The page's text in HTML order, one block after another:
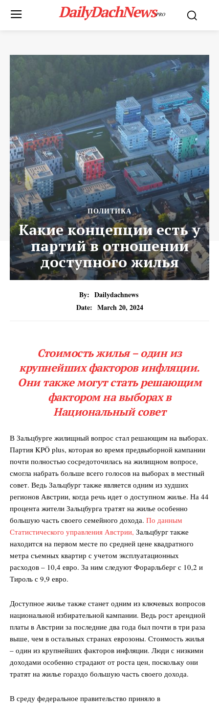
DailyDachNewsPRO
ПОЛИТИКА
Какие концепции есть у
партий в отношении
доступного жилья
By: Dailydachnews
Date: March 20, 2024
Стоимость жилья – один из
крупнейших факторов инфляции.
Они также могут стать решающим
фактором на выборах в
Национальный совет
В Зальцбурге жилищный вопрос стал решающим на выборах.
Партия KPÖ plus, которая во время предвыборной кампании
почти полностью сосредоточилась на жилищном вопросе,
смогла набрать больше всего голосов на выборах в местный
совет. Ведь Зальцбург также является одним из худших
регионов Австрии, когда речь идет о доступном жилье. На 44
процента жители Зальцбурга тратят на жилье особенно
большую часть своего семейного дохода. По данным
Статистического управления Австрии, Зальцбург также
находится на первом месте по средней цене квадратного
метра съемных квартир с учетом эксплуатационных
расходов – 10,4 евро. За ним следуют Форарльберг с 10,2 и
Тироль с 9,9 евро.
Доступное жилье также станет одним из ключевых вопросов
национальной избирательной кампании. Ведь рост арендной
платы в Австрии за последние два года был почти в три раза
выше, чем в остальных странах еврозоны. Стоимость жилья
– один из крупнейших факторов инфляции. Люди с низкими
доходами особенно страдают от роста цен, поскольку они
тратят на жилье гораздо большую часть своего дохода.
В среду федеральное правительство приняло в